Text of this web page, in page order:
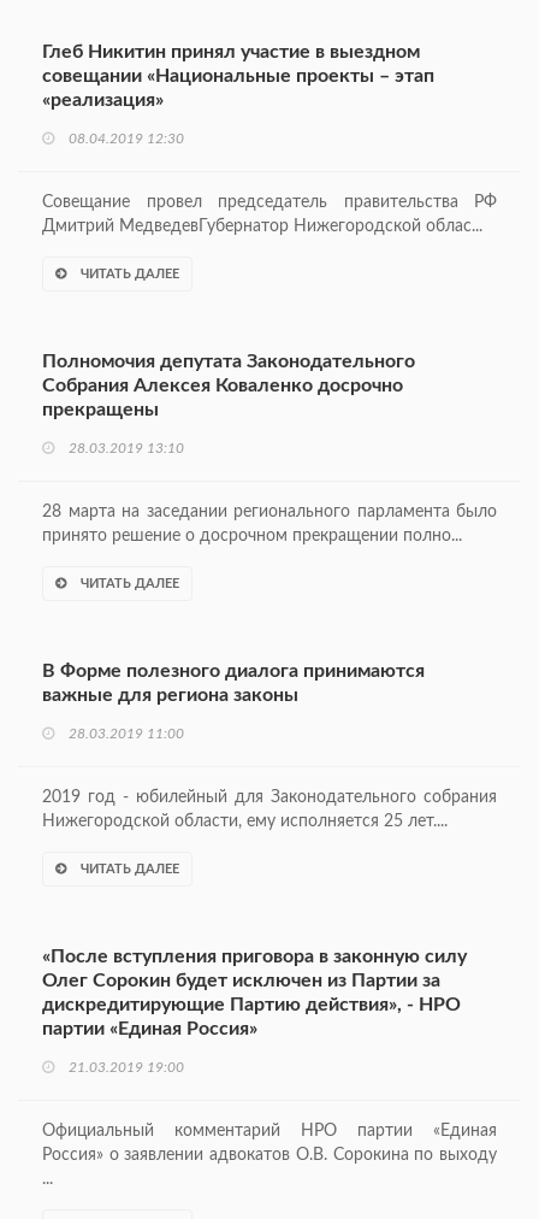
Глеб Никитин принял участие в выездном
совещании «Национальные проекты – этап
«реализация»
08.04.2019 12:30
Совещание провел председатель правительства РФ
Дмитрий МедведевГубернатор Нижегородской облас...
ЧИТАТЬ ДАЛЕЕ
Полномочия депутата Законодательного
Собрания Алексея Коваленко досрочно
прекращены
28.03.2019 13:10
28 марта на заседании регионального парламента было
принято решение о досрочном прекращении полно...
ЧИТАТЬ ДАЛЕЕ
В Форме полезного диалога принимаются
важные для региона законы
28.03.2019 11:00
2019 год - юбилейный для Законодательного собрания
Нижегородской области, ему исполняется 25 лет....
ЧИТАТЬ ДАЛЕЕ
«После вступления приговора в законную силу
Олег Сорокин будет исключен из Партии за
дискредитирующие Партию действия», - НРО
партии «Единая Россия»
21.03.2019 19:00
Официальный комментарий НРО партии «Единая
Россия» о заявлении адвокатов О.В. Сорокина по выходу
...